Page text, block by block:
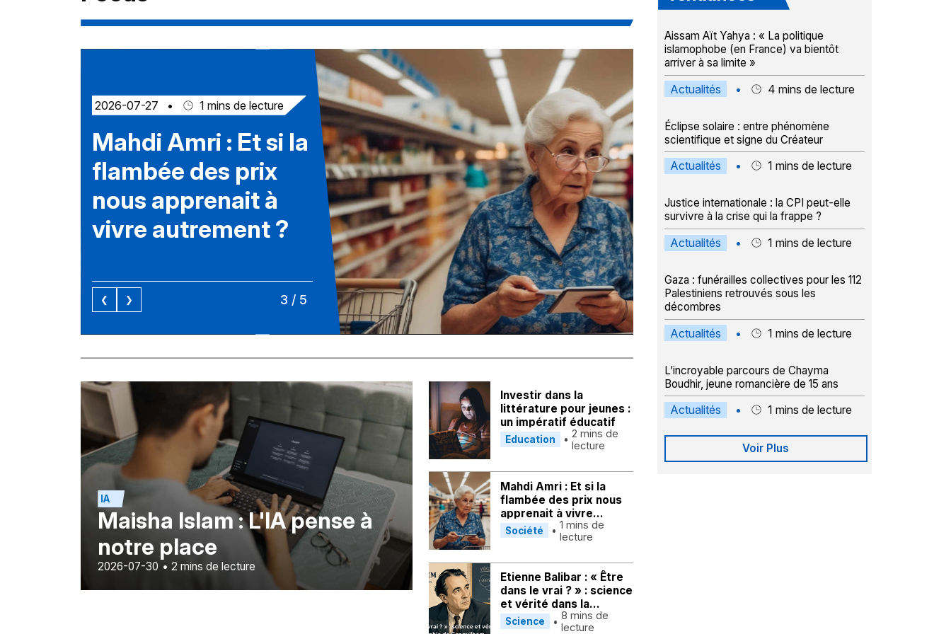
écrivez également que c’est surtout « le
qui caractérise l’islamophobie d’etat. pour
musulmane lorsqu’apparaît ce signe qui
solaire partielle visible en francele centre
national d’études spatiales (cnes) annonce
ainsi « l’un des spectacles astronomiques
les plus marquan...
mandats d’arrêt visant des responsables
marco rubio l’avait annoncé le 13 juillet dans
une tribune publiée par le wall street journal
: « nous dé...
situation de handicap.300 membres de
deux familles tués dans un bombardement
palestinienne a annoncé que ses équipes
avaient retrouvé les corps de 112
palestiniens sous les ruines des habitations
des familles hassayna et abu sharia, dans le
quartier de sabra, au sud de la ville ...
2026-07-27 • 1 mins de lecture
Mahdi Amri : Et si la
flambée des prix
nous apprenait à
vivre autrement ?
❮ ❯ 3 / 5
IA
Maisha Islam : L'IA pense à
notre place
2026-07-30 • 2 mins de lecture
Investir dans la
littérature pour jeunes :
un impératif éducatif
Education • 2 mins de
lecture
Mahdi Amri : Et si la
flambée des prix nous
apprenait à vivre
autrement ?
Société • 1 mins de
lecture
Etienne Balibar : « Être
dans le vrai ? » : science
et vérité dans la
philosophie de
Canguilhem
Science • 8 mins de
lecture
Aissam Aït Yahya : « La politique
islamophobe (en France) va bientôt
arriver à sa limite »
Actualités • 4 mins de lecture
Éclipse solaire : entre phénomène
scientifique et signe du Créateur
Actualités • 1 mins de lecture
Justice internationale : la CPI peut-elle
survivre à la crise qui la frappe ?
Actualités • 1 mins de lecture
Gaza : funérailles collectives pour les 112
Palestiniens retrouvés sous les
décombres
Actualités • 1 mins de lecture
L’incroyable parcours de Chayma
Boudhir, jeune romancière de 15 ans
Actualités • 1 mins de lecture
Voir Plus